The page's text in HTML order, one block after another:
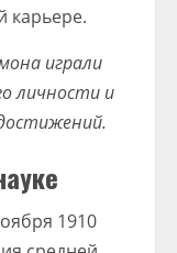
карьере.
играли
личности и
1910